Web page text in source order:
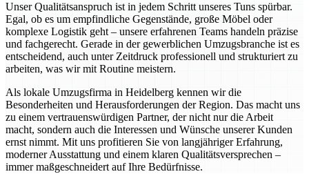
Unser Qualitätsanspruch ist in jedem Schritt unseres Tuns spürbar.
Egal, ob es um empfindliche Gegenstände, große Möbel oder
komplexe Logistik geht – unsere erfahrenen Teams handeln präzise
und fachgerecht. Gerade in der gewerblichen Umzugsbranche ist es
entscheidend, auch unter Zeitdruck professionell und strukturiert zu
arbeiten, was wir mit Routine meistern.
Als lokale Umzugsfirma in Heidelberg kennen wir die
Besonderheiten und Herausforderungen der Region. Das macht uns
zu einem vertrauenswürdigen Partner, der nicht nur die Arbeit
macht, sondern auch die Interessen und Wünsche unserer Kunden
ernst nimmt. Mit uns profitieren Sie von langjähriger Erfahrung,
moderner Ausstattung und einem klaren Qualitätsversprechen –
immer maßgeschneidert auf Ihre Bedürfnisse.